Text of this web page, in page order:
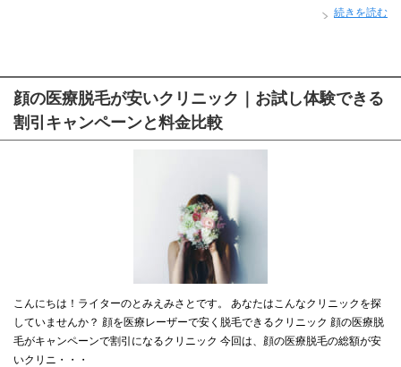
続きを読む
顔の医療脱毛が安いクリニック｜お試し体験できる
割引キャンペーンと料金比較
こんにちは！ライターのとみえみさとです。 あなたはこんなクリニックを探
していませんか？ 顔を医療レーザーで安く脱毛できるクリニック 顔の医療脱
毛がキャンペーンで割引になるクリニック 今回は、顔の医療脱毛の総額が安
いクリニ・・・